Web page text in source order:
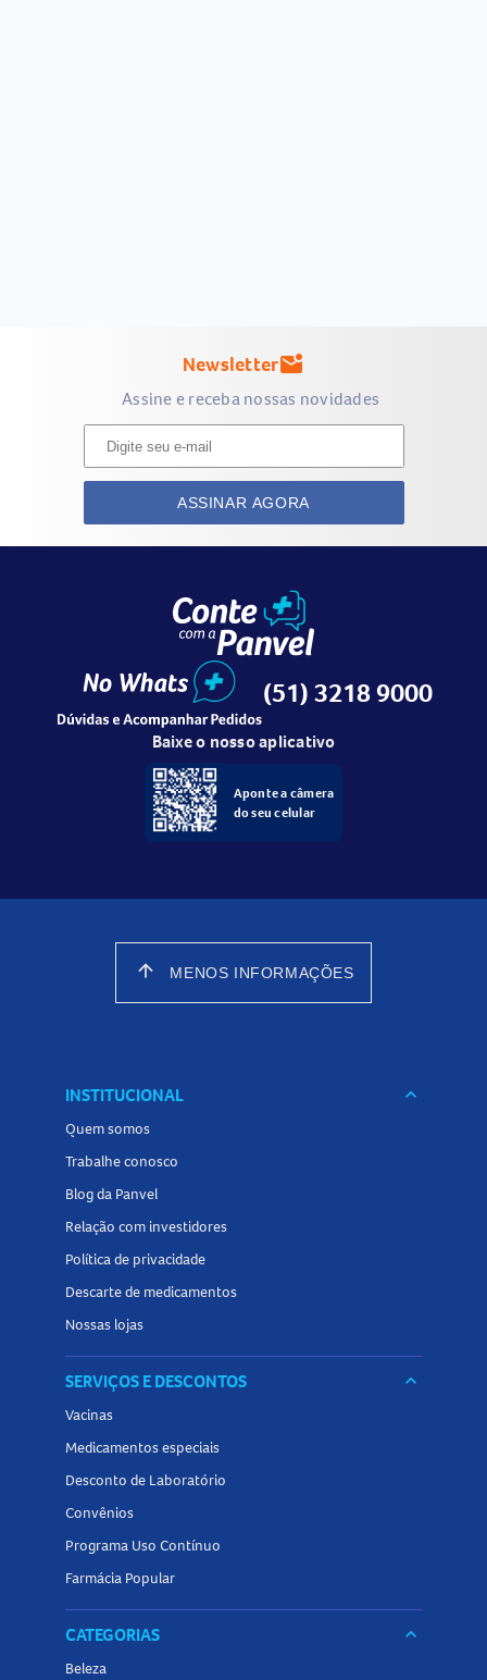
Newslettermark_email_unread
Assine e receba nossas novidades
ASSINAR AGORA
(51) 3218 9000
Baixe o nosso aplicativo
Aponte a câmera
do seu celular
arrow_upward MENOS INFORMAÇÕES
INSTITUCIONAL keyboard_arrow_down
Quem somos
Trabalhe conosco
Blog da Panvel
Relação com investidores
Política de privacidade
Descarte de medicamentos
Nossas lojas
SERVIÇOS E DESCONTOS keyboard_arrow_down
Vacinas
Medicamentos especiais
Desconto de Laboratório
Convênios
Programa Uso Contínuo
Farmácia Popular
CATEGORIAS keyboard_arrow_down
Beleza